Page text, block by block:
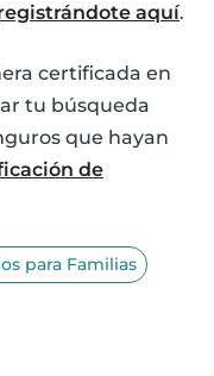
aquí.
certificada en
tu búsqueda
que hayan
de
para Familias